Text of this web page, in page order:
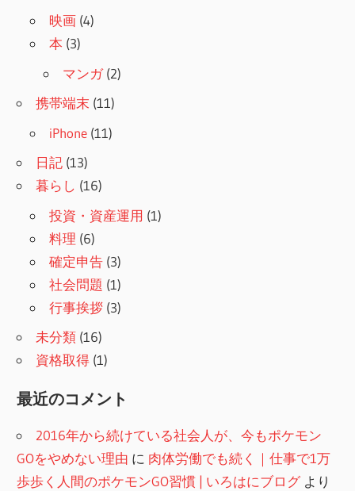
映画 (4)
本 (3)
マンガ(2)
携帯端末 (11)
iPhone (11)
日記 (13)
暮らし (16)
投資・資産運用 (1)
料理 (6)
確定申告 (3)
社会問題 (1)
行事挨拶 (3)
未分類 (16)
資格取得 (1)
最近のコメント
2016年から続けている社会人が、今もポケモン
GOをやめない理由 に 肉体労働でも続く｜仕事で1万
歩歩く人間のポケモンGO習慣 | いろはにブログより